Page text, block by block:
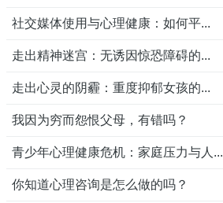
社交媒体使用与心理健康：如何平...
走出精神迷宫：无诱因惊恐障碍的...
走出心灵的阴霾：重度抑郁女孩的...
我因为穷而怨恨父母，有错吗？
青少年心理健康危机：家庭压力与人...
你知道心理咨询是怎么做的吗？